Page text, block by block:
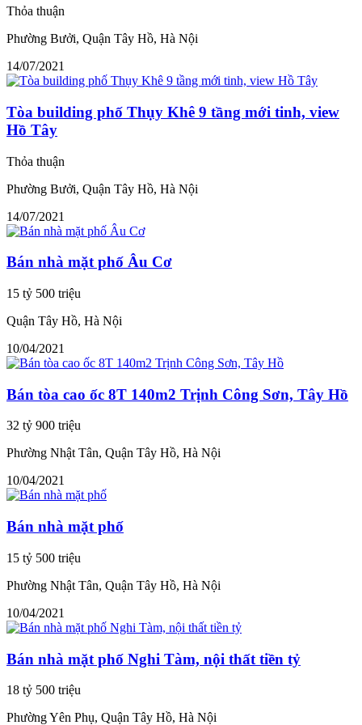
Thỏa thuận
Phường Bưởi, Quận Tây Hồ, Hà Nội
14/07/2021
Tòa building phố Thụy Khê 9 tầng mới tinh, view
Hồ Tây
Thỏa thuận
Phường Bưởi, Quận Tây Hồ, Hà Nội
14/07/2021
Bán nhà mặt phố Âu Cơ
15 tỷ 500 triệu
Quận Tây Hồ, Hà Nội
10/04/2021
Bán tòa cao ốc 8T 140m2 Trịnh Công Sơn, Tây Hồ
32 tỷ 900 triệu
Phường Nhật Tân, Quận Tây Hồ, Hà Nội
10/04/2021
Bán nhà mặt phố
15 tỷ 500 triệu
Phường Nhật Tân, Quận Tây Hồ, Hà Nội
10/04/2021
Bán nhà mặt phố Nghi Tàm, nội thất tiền tỷ
18 tỷ 500 triệu
Phường Yên Phụ, Quận Tây Hồ, Hà Nội